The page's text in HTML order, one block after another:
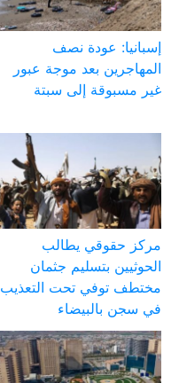
إسبانيا: عودة نصف
المهاجرين بعد موجة عبور
غير مسبوقة إلى سبتة
مركز حقوقي يطالب
الحوثيين بتسليم جثمان
مختطف توفي تحت التعذيب
في سجن بالبيضاء